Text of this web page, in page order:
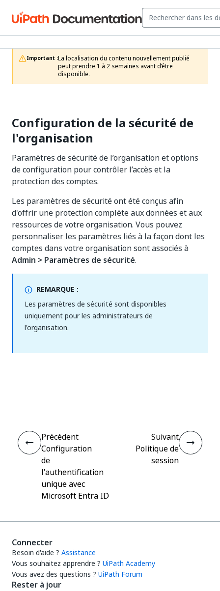
Important :La localisation du contenu nouvellement publié
peut prendre 1 à 2 semaines avant d’être
disponible.
Configuration de la sécurité de
l'organisation
Paramètres de sécurité de l’organisation et options
de configuration pour contrôler l’accès et la
protection des comptes.
Les paramètres de sécurité ont été conçus afin
d'offrir une protection complète aux données et aux
ressources de votre organisation. Vous pouvez
personnaliser les paramètres liés à la façon dont les
comptes dans votre organisation sont associés à
Admin > Paramètres de sécurité.
REMARQUE :
Les paramètres de sécurité sont disponibles
uniquement pour les administrateurs de
l'organisation.
Précédent
Configuration
de
l'authentification
unique avec
Microsoft Entra ID
Suivant
Politique de
session
Connecter
Besoin d'aide ? Assistance
Vous souhaitez apprendre ? UiPath Academy
Vous avez des questions ? UiPath Forum
Rester à jour